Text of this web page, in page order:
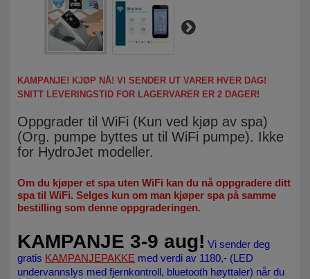
KAMPANJE! KJØP NÅ! VI SENDER UT VARER HVER DAG!
SNITT LEVERINGSTID FOR LAGERVARER ER 2 DAGER!
Oppgrader til WiFi (Kun ved kjøp av spa)
(Org. pumpe byttes ut til WiFi pumpe). Ikke
for HydroJet modeller.
Om du kjøper et spa uten WiFi kan du nå oppgradere ditt
spa til WiFi. Selges kun om man kjøper spa på samme
bestilling som denne oppgraderingen.
KAMPANJE 3-9 aug! Vi sender deg
gratis KAMPANJEPAKKE med verdi av 1180,- (LED
undervannslys med fjernkontroll, bluetooth høyttaler) når du